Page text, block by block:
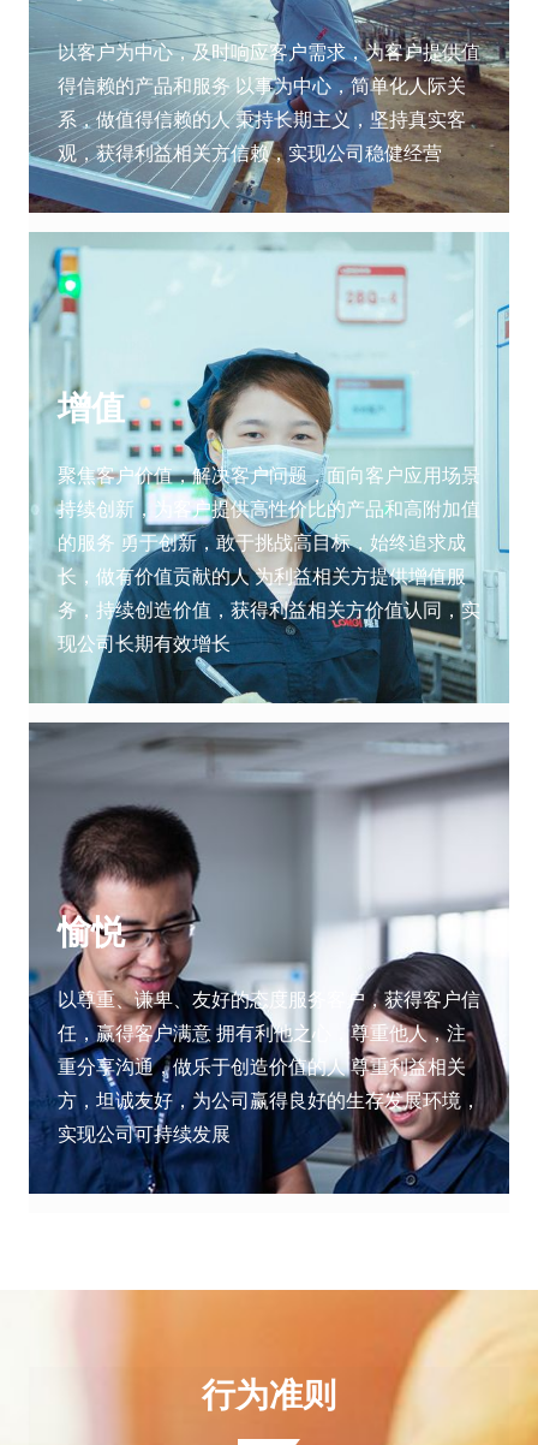
以客户为中心，及时响应客户需求，为客户提供值
得信赖的产品和服务 以事为中心，简单化人际关
系，做值得信赖的人 秉持长期主义，坚持真实客
观，获得利益相关方信赖，实现公司稳健经营
增值
聚焦客户价值，解决客户问题，面向客户应用场景
持续创新，为客户提供高性价比的产品和高附加值
的服务 勇于创新，敢于挑战高目标，始终追求成
长，做有价值贡献的人 为利益相关方提供增值服
务，持续创造价值，获得利益相关方价值认同，实
现公司长期有效增长
愉悦
以尊重、谦卑、友好的态度服务客户，获得客户信
任，赢得客户满意 拥有利他之心，尊重他人，注
重分享沟通，做乐于创造价值的人 尊重利益相关
方，坦诚友好，为公司赢得良好的生存发展环境，
实现公司可持续发展
行为准则